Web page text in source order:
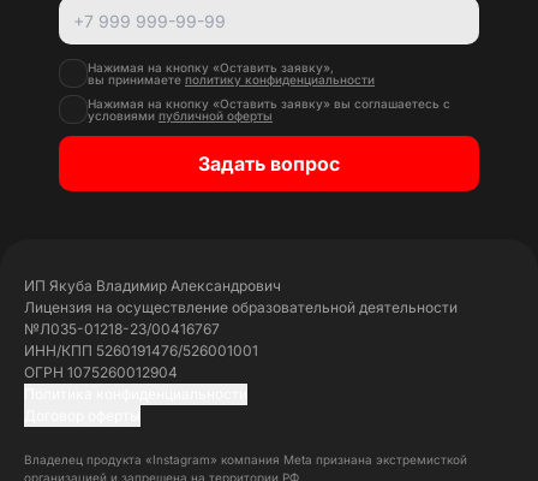
Нажимая на кнопку «Оставить заявку»,
вы принимаете политику конфиденциальности
Нажимая на кнопку «Оставить заявку» вы соглашаетесь с
условиями публичной оферты
Задать вопрос
ИП Якуба Владимир Александрович
Лицензия на осуществление образовательной деятельности
№Л035-01218-23/00416767
ИНН/КПП 5260191476/526001001
ОГРН 1075260012904
Владелец продукта «Instagram» компания Meta признана экстремисткой
организацией и запрещена на территории РФ